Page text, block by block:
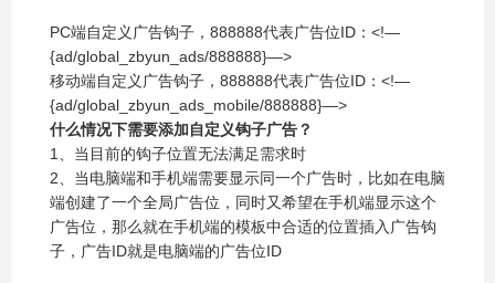
PC端自定义广告钩子，888888代表广告位ID：<!—
{ad/global_zbyun_ads/888888}—>
移动端自定义广告钩子，888888代表广告位ID：<!—
{ad/global_zbyun_ads_mobile/888888}—>
什么情况下需要添加自定义钩子广告？
1、当目前的钩子位置无法满足需求时
2、当电脑端和手机端需要显示同一个广告时，比如在电脑
端创建了一个全局广告位，同时又希望在手机端显示这个
广告位，那么就在手机端的模板中合适的位置插入广告钩
子，广告ID就是电脑端的广告位ID